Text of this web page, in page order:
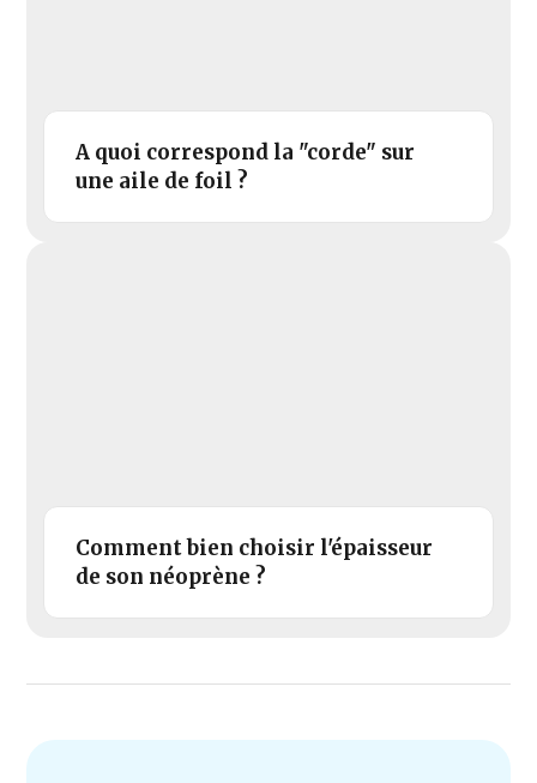
A quoi correspond la "corde" sur
une aile de foil ?
Comment bien choisir l'épaisseur
de son néoprène ?